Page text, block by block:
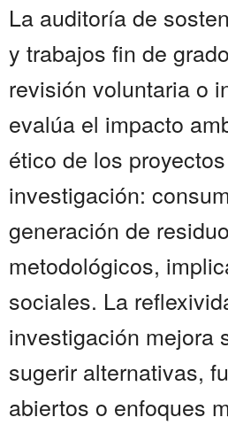
La auditoría de
y trabajos fin de
revisión voluntaria o
evalúa el impacto
ético de los
investigación:
generación de
metodológicos,
sociales. La
investigación mejora
sugerir alternativas,
abiertos o enfoques